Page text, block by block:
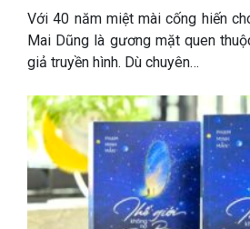
Với 40 năm miệt mài cống hiến
Mai Dũng là gương mặt quen
giả truyền hình. Dù chuyên…